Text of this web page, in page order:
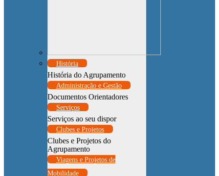
História
História do Agrupamento
Administração e Gestão
Documentos Orientadores
Serviços
Serviços ao seu dispor
Clubes e Projetos
Clubes e Projetos do
Agrupamento
Viagens e Projetos de
Mobilidade